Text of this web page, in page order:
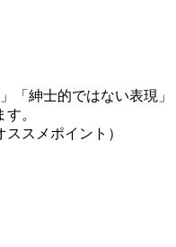
「紳士的ではない表現」
。
スメポイント）